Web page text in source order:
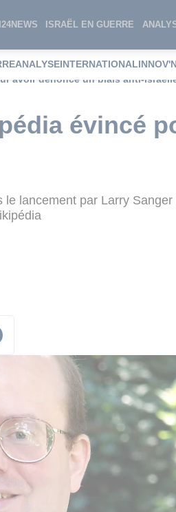
ISRAËL EN GUERRE
ANALYSEINTERNATIONAL
avoir dénoncé un biais anti-
évincé
lancement par Larry Sanger